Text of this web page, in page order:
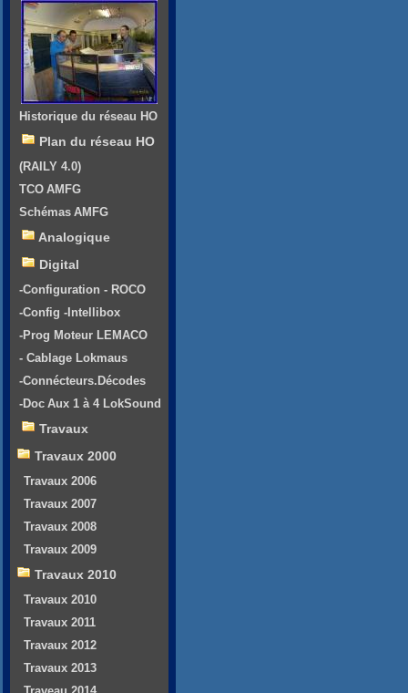
Historique du réseau HO
Plan du réseau HO
(RAILY 4.0)
TCO AMFG
Schémas AMFG
Analogique
Digital
-Configuration - ROCO
-Config -Intellibox
-Prog Moteur LEMACO
- Cablage Lokmaus
-Connécteurs.Décodes
-Doc Aux 1 à 4 LokSound
Travaux
Travaux 2000
Travaux 2006
Travaux 2007
Travaux 2008
Travaux 2009
Travaux 2010
Travaux 2010
Travaux 2011
Travaux 2012
Travaux 2013